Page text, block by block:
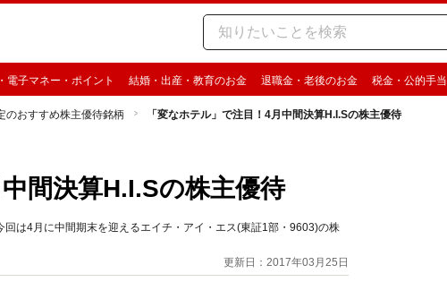
電子マネー・ポイント 結婚・出産・教育のお金 退職金・老後のお金 税金・公的手当
のおすすめ株主優待銘柄 「変なホテル」で注目！4月中間決算H.I.Sの株主優待
間決算H.I.Sの株主優待
は4月に中間期末を迎えるエイチ・アイ・エス(東証1部・9603)の株
更新日：2017年03月25日